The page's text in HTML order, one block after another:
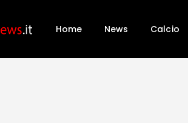
Home News Calcio